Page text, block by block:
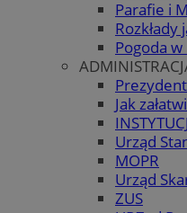
Parafie i
Rozkłady
Pogoda
Jak
Urząd
MOPR
Urząd
ZUS